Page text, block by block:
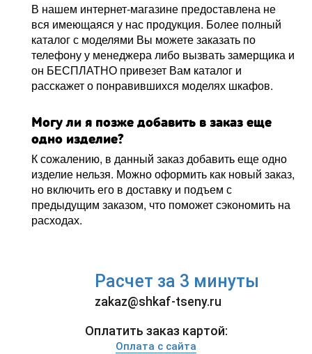
В нашем интернет-магазине предоставлена не
вся имеющаяся у нас продукция. Более полный
каталог с моделями Вы можете заказать по
телефону у менеджера либо вызвать замерщика и
он БЕСПЛАТНО привезет Вам каталог и
расскажет о понравившихся моделях шкафов.
Могу ли я позже добавить в заказ еще
одно изделие?
К сожалению, в данный заказ добавить еще одно
изделие нельзя. Можно оформить как новый заказ,
но включить его в доставку и подъем с
предыдущим заказом, что поможет сэкономить на
расходах.
Расчет за 3 минуты
zakaz@shkaf-tseny.ru
Оплатить заказ картой:
Оплата с сайта